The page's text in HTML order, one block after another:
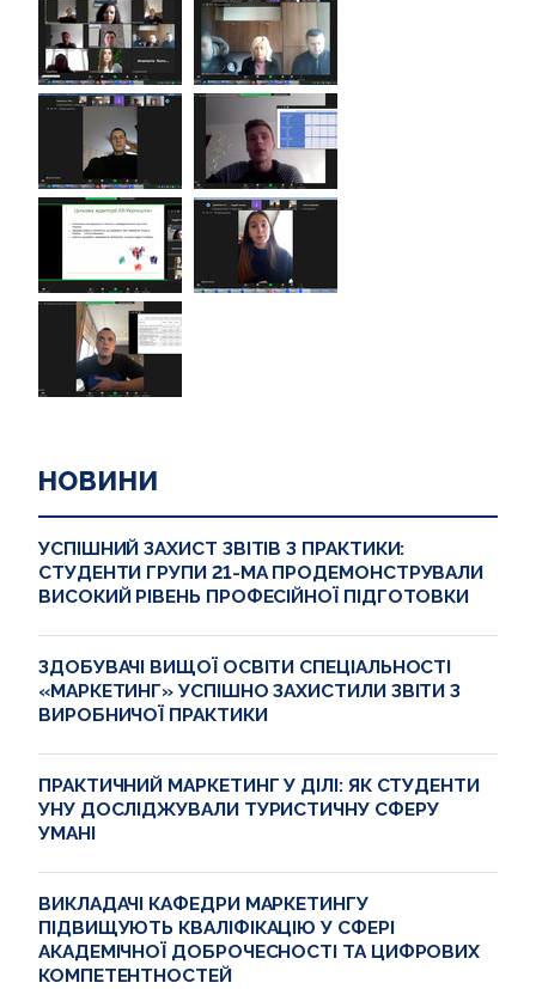
НОВИНИ
УСПІШНИЙ ЗАХИСТ ЗВІТІВ З ПРАКТИКИ:
СТУДЕНТИ ГРУПИ 21-МА ПРОДЕМОНСТРУВАЛИ
ВИСОКИЙ РІВЕНЬ ПРОФЕСІЙНОЇ ПІДГОТОВКИ
ЗДОБУВАЧІ ВИЩОЇ ОСВІТИ СПЕЦІАЛЬНОСТІ
«МАРКЕТИНГ» УСПІШНО ЗАХИСТИЛИ ЗВІТИ З
ВИРОБНИЧОЇ ПРАКТИКИ
ПРАКТИЧНИЙ МАРКЕТИНГ У ДІЛІ: ЯК СТУДЕНТИ
УНУ ДОСЛІДЖУВАЛИ ТУРИСТИЧНУ СФЕРУ
УМАНІ
ВИКЛАДАЧІ КАФЕДРИ МАРКЕТИНГУ
ПІДВИЩУЮТЬ КВАЛІФІКАЦІЮ У СФЕРІ
АКАДЕМІЧНОЇ ДОБРОЧЕСНОСТІ ТА ЦИФРОВИХ
КОМПЕТЕНТНОСТЕЙ